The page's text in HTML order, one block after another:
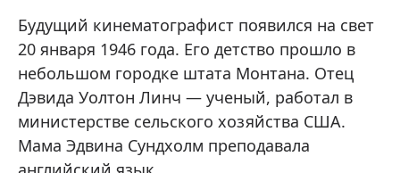
Будущий кинематографист появился на свет
20 января 1946 года. Его детство прошло в
небольшом городке штата Монтана. Отец
Дэвида Уолтон Линч — ученый, работал в
министерстве сельского хозяйства США.
Мама Эдвина Сундхолм преподавала